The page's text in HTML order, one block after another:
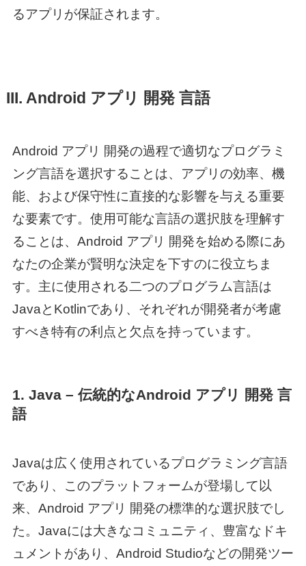
るアプリが保証されます。
III. Android アプリ 開発 言語
Android アプリ 開発の過程で適切なプログラミ
ング言語を選択することは、アプリの効率、機
能、および保守性に直接的な影響を与える重要
な要素です。使用可能な言語の選択肢を理解す
ることは、 Android アプリ 開発を始める際にあ
なたの企業が賢明な決定を下すのに役立ちま
す。主に使用される二つのプログラム言語は
JavaとKotlinであり、それぞれが開発者が考慮
すべき特有の利点と欠点を持っています。
1. Java – 伝統的なAndroid アプリ 開発 言
語
Javaは広く使用されているプログラミング言語
であり、このプラットフォームが登場して以
来、 Android アプリ 開発の標準的な選択肢でし
た。Javaには大きなコミュニティ、豊富なドキ
ュメントがあり、Android Studioなどの開発ツー